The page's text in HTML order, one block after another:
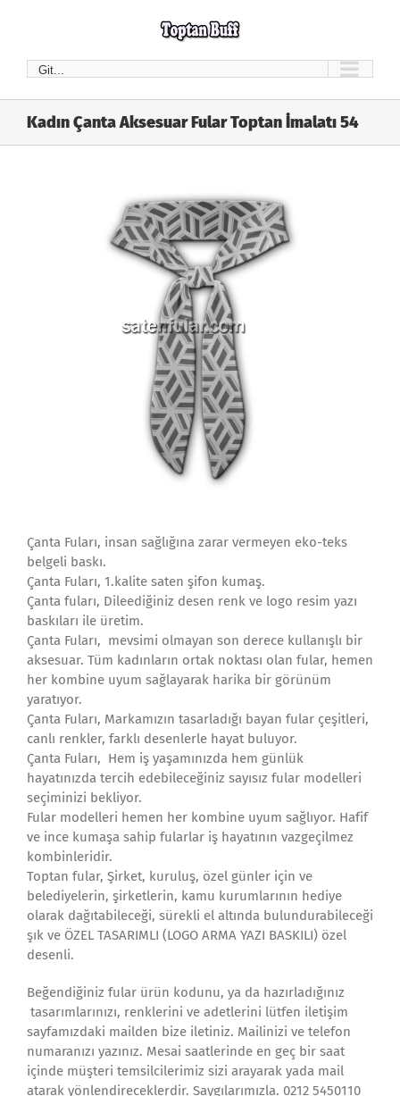
Git...
Kadın Çanta Aksesuar Fular Toptan İmalatı 54
Çanta Fuları, insan sağlığına zarar vermeyen eko-teks
belgeli baskı.
Çanta Fuları, 1.kalite saten şifon kumaş.
Çanta fuları, Dileediğiniz desen renk ve logo resim yazı
baskıları ile üretim.
Çanta Fuları, mevsimi olmayan son derece kullanışlı bir
aksesuar. Tüm kadınların ortak noktası olan fular, hemen
her kombine uyum sağlayarak harika bir görünüm
yaratıyor.
Çanta Fuları, Markamızın tasarladığı bayan fular çeşitleri,
canlı renkler, farklı desenlerle hayat buluyor.
Çanta Fuları, Hem iş yaşamınızda hem günlük
hayatınızda tercih edebileceğiniz sayısız fular modelleri
seçiminizi bekliyor.
Fular modelleri hemen her kombine uyum sağlıyor. Hafif
ve ince kumaşa sahip fularlar iş hayatının vazgeçilmez
kombinleridir.
Toptan fular, Şirket, kuruluş, özel günler için ve
belediyelerin, şirketlerin, kamu kurumlarının hediye
olarak dağıtabileceği, sürekli el altında bulundurabileceği
şık ve ÖZEL TASARIMLI (LOGO ARMA YAZI BASKILI) özel
desenli.
Beğendiğiniz fular ürün kodunu, ya da hazırladığınız
tasarımlarınızı, renklerini ve adetlerini lütfen iletişim
sayfamızdaki mailden bize iletiniz. Mailinizi ve telefon
numaranızı yazınız. Mesai saatlerinde en geç bir saat
içinde müşteri temsilcilerimiz sizi arayarak yada mail
atarak yönlendireceklerdir. Saygılarımızla. 0212 5450110